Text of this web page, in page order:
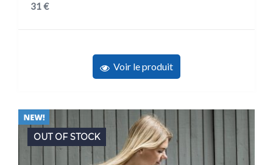
31€
Voir le produit
OUT OF STOCK